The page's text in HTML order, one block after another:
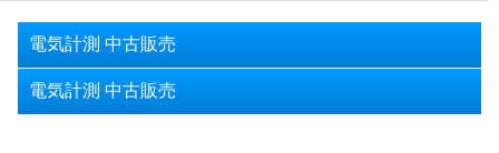
電気計測 中古販売
電気計測 中古販売